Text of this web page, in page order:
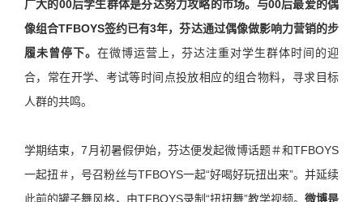
广大的00后学生群体是芬达努力攻略的市场。与00后最爱的偶
像组合TFBOYS签约已有3年，芬达通过偶像做影响力营销的步
履未曾停下。 在微博运营上，芬达注重对学生群体时间的迎
合，常在开学、考试等时间点投放相应的组合物料，寻求目标
人群的共鸣。
学期结束，7月初暑假伊始，芬达便发起微博话题＃和TFBOYS
一起扭＃，号召粉丝与TFBOYS一起“好喝好玩扭出来”。并延续
此前的罐子舞风格，由TFBOYS录制“扭扭舞”教学视频。 微博是